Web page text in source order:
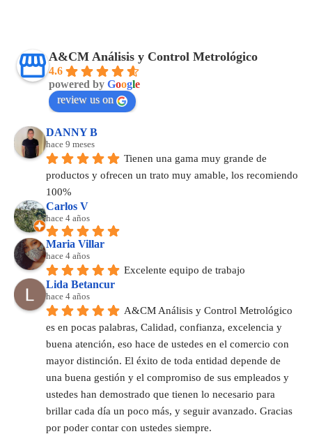
A&CM Análisis y Control Metrológico
4.6
powered by Google
review us on
DANNY B
hace 9 meses
Tienen una gama muy grande de
productos y ofrecen un trato muy amable, los recomiendo
100%
Carlos V
hace 4 años
Maria Villar
hace 4 años
Excelente equipo de trabajo
Lida Betancur
hace 4 años
A&CM Análisis y Control Metrológico
es en pocas palabras, Calidad, confianza, excelencia y
buena atención, eso hace de ustedes en el comercio con
mayor distinción. El éxito de toda entidad depende de
una buena gestión y el compromiso de sus empleados y
ustedes han demostrado que tienen lo necesario para
brillar cada día un poco más, y seguir avanzado. Gracias
por poder contar con ustedes siempre.